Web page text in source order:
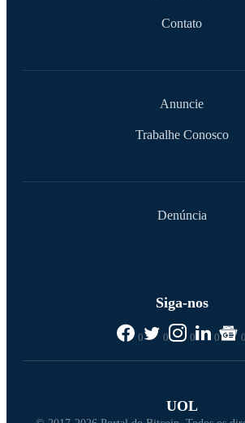
Contato
Anuncie
Trabalhe Conosco
Denúncia
Siga-nos
0 0 0 0 0
UOL